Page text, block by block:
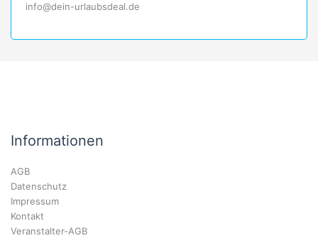
info@dein-urlaubsdeal.de
Informationen
AGB
Datenschutz
Impressum
Kontakt
Veranstalter-AGB